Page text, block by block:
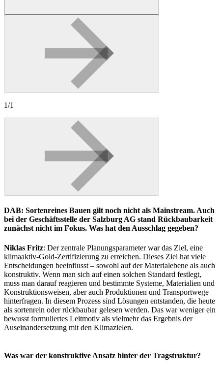
1/1
DAB: Sortenreines Bauen gilt noch nicht als Mainstream. Auch
bei der Geschäftsstelle der Salzburg AG stand Rückbaubarkeit
zunächst nicht im Fokus. Was hat den Ausschlag gegeben?
Niklas Fritz: Der zentrale Planungsparameter war das Ziel, eine
klimaaktiv-Gold-Zertifizierung zu erreichen. Dieses Ziel hat viele
Entscheidungen beeinflusst – sowohl auf der Materialebene als auch
konstruktiv. Wenn man sich auf einen solchen Standard festlegt,
muss man darauf reagieren und bestimmte Systeme, Materialien und
Konstruktionsweisen, aber auch Produktionen und Transportwege
hinterfragen. In diesem Prozess sind Lösungen entstanden, die heute
als sortenrein oder rückbaubar gelesen werden. Das war weniger ein
bewusst formuliertes Leitmotiv als vielmehr das Ergebnis der
Auseinandersetzung mit den Klimazielen.
Was war der konstruktive Ansatz hinter der Tragstruktur?